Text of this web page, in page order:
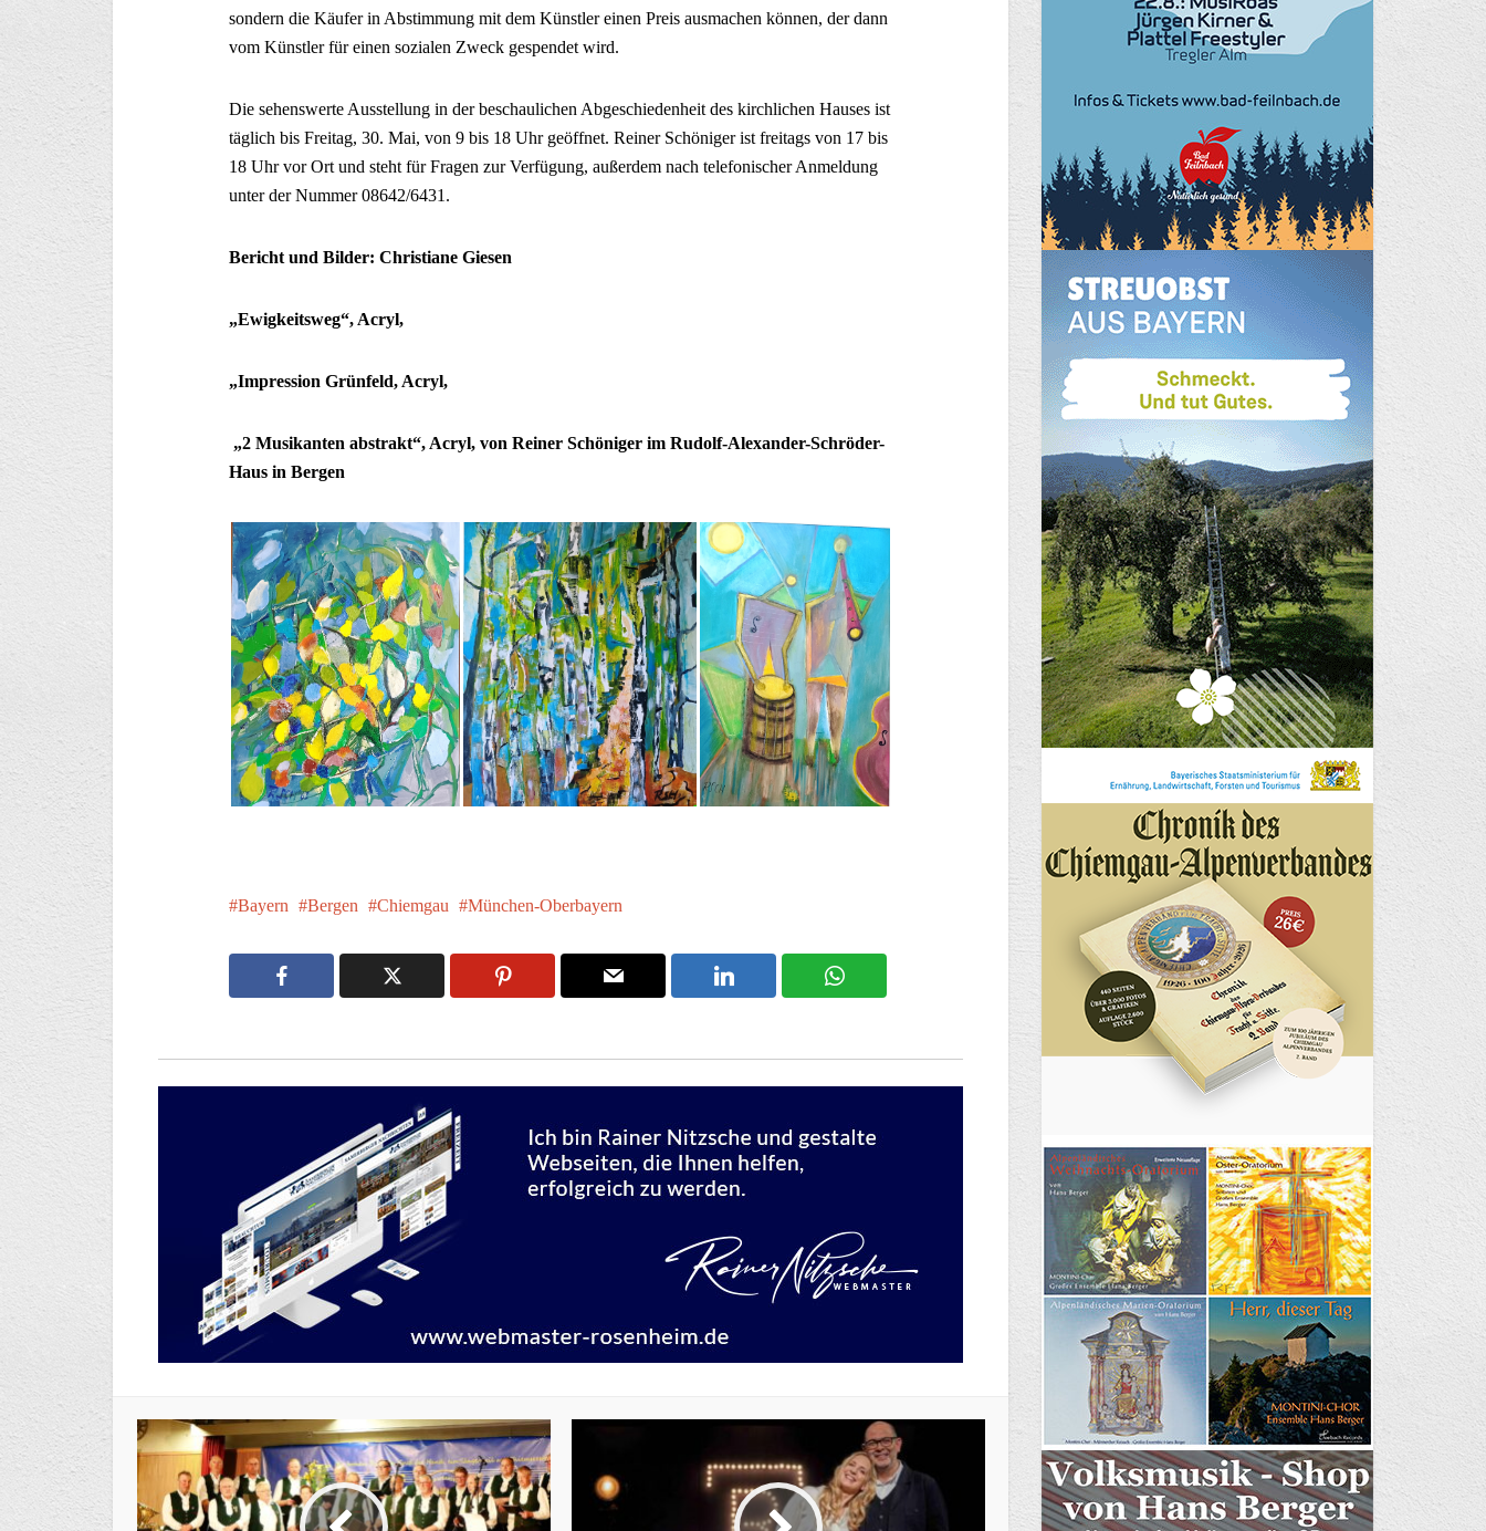
sondern die Käufer in Abstimmung mit dem Künstler einen Preis ausmachen können, der dann
vom Künstler für einen sozialen Zweck gespendet wird.
Die sehenswerte Ausstellung in der beschaulichen Abgeschiedenheit des kirchlichen Hauses ist
täglich bis Freitag, 30. Mai, von 9 bis 18 Uhr geöffnet. Reiner Schöniger ist freitags von 17 bis
18 Uhr vor Ort und steht für Fragen zur Verfügung, außerdem nach telefonischer Anmeldung
unter der Nummer 08642/6431.
Bericht und Bilder: Christiane Giesen
„Ewigkeitsweg“, Acryl,
„Impression Grünfeld, Acryl,
„2 Musikanten abstrakt“, Acryl, von Reiner Schöniger im Rudolf-Alexander-Schröder-
Haus in Bergen
Bayern Bergen Chiemgau München-Oberbayern